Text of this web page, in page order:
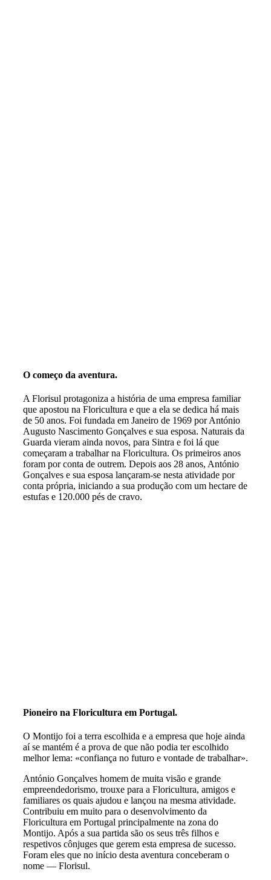
O começo da aventura.
A Florisul protagoniza a história de uma empresa familiar
que apostou na Floricultura e que a ela se dedica há mais
de 50 anos. Foi fundada em Janeiro de 1969 por António
Augusto Nascimento Gonçalves e sua esposa. Naturais da
Guarda vieram ainda novos, para Sintra e foi lá que
começaram a trabalhar na Floricultura. Os primeiros anos
foram por conta de outrem. Depois aos 28 anos, António
Gonçalves e sua esposa lançaram-se nesta atividade por
conta própria, iniciando a sua produção com um hectare de
estufas e 120.000 pés de cravo.
Pioneiro na Floricultura em Portugal.
O Montijo foi a terra escolhida e a empresa que hoje ainda
aí se mantém é a prova de que não podia ter escolhido
melhor lema: «confiança no futuro e vontade de trabalhar».
António Gonçalves homem de muita visão e grande
empreendedorismo, trouxe para a Floricultura, amigos e
familiares os quais ajudou e lançou na mesma atividade.
Contribuiu em muito para o desenvolvimento da
Floricultura em Portugal principalmente na zona do
Montijo. Após a sua partida são os seus três filhos e
respetivos cônjuges que gerem esta empresa de sucesso.
Foram eles que no início desta aventura conceberam o
nome — Florisul.